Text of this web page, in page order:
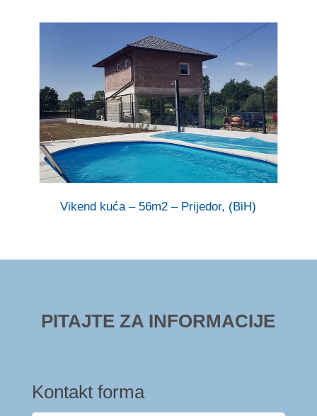
Vikend kuća – 56m2 – Prijedor, (BiH)
PITAJTE ZA INFORMACIJE
Kontakt forma